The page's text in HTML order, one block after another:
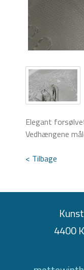
Elegant
Vedhængene
< Tilbage
4400